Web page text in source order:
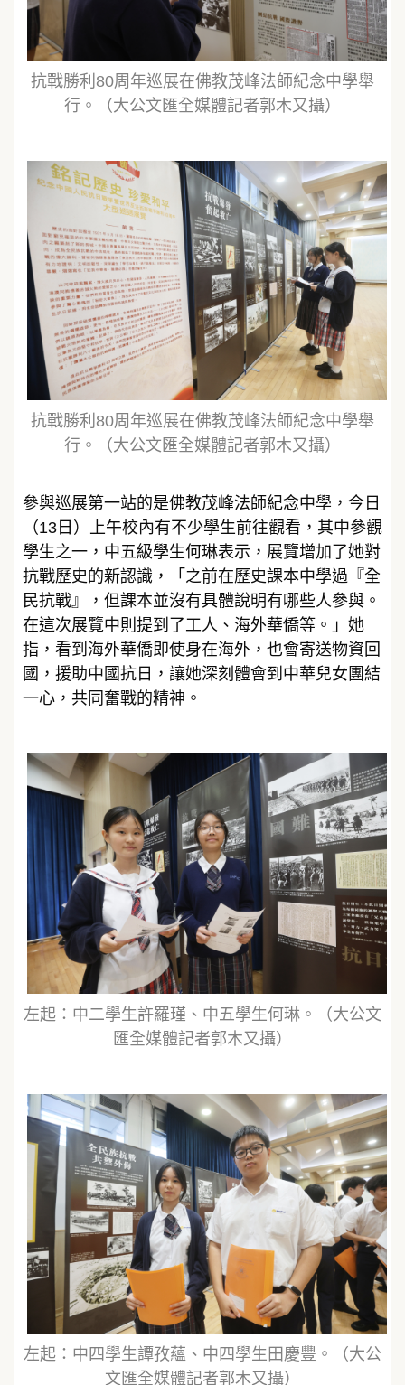
抗戰勝利80周年巡展在佛教茂峰法師紀念中學舉
行。（大公文匯全媒體記者郭木又攝）
抗戰勝利80周年巡展在佛教茂峰法師紀念中學舉
行。（大公文匯全媒體記者郭木又攝）
參與巡展第一站的是佛教茂峰法師紀念中學，今日
（13日）上午校內有不少學生前往觀看，其中參觀
學生之一，中五級學生何琳表示，展覽增加了她對
抗戰歷史的新認識，「之前在歷史課本中學過『全
民抗戰』，但課本並沒有具體說明有哪些人參與。
在這次展覽中則提到了工人、海外華僑等。」她
指，看到海外華僑即使身在海外，也會寄送物資回
國，援助中國抗日，讓她深刻體會到中華兒女團結
一心，共同奮戰的精神。
左起：中二學生許羅瑾、中五學生何琳。（大公文
匯全媒體記者郭木又攝）
左起：中四學生譚孜蘊、中四學生田慶豐。（大公
文匯全媒體記者郭木又攝）